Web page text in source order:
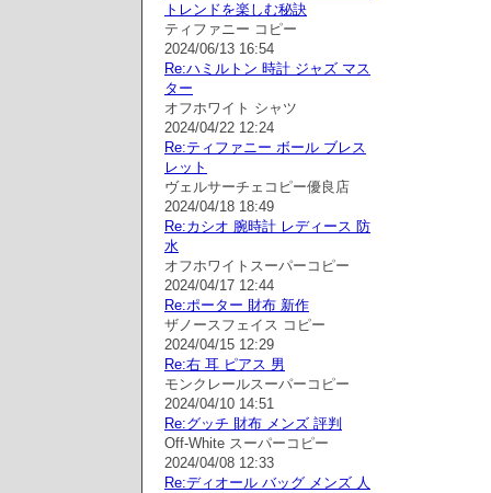
トレンドを楽しむ秘訣
ティファニー コピー
2024/06/13 16:54
Re:ハミルトン 時計 ジャズ マス
ター
オフホワイト シャツ
2024/04/22 12:24
Re:ティファニー ボール ブレス
レット
ヴェルサーチェコピー優良店
2024/04/18 18:49
Re:カシオ 腕時計 レディース 防
水
オフホワイトスーパーコピー
2024/04/17 12:44
Re:ポーター 財布 新作
ザノースフェイス コピー
2024/04/15 12:29
Re:右 耳 ピアス 男
モンクレールスーパーコピー
2024/04/10 14:51
Re:グッチ 財布 メンズ 評判
Off-White スーパーコピー
2024/04/08 12:33
Re:ディオール バッグ メンズ 人